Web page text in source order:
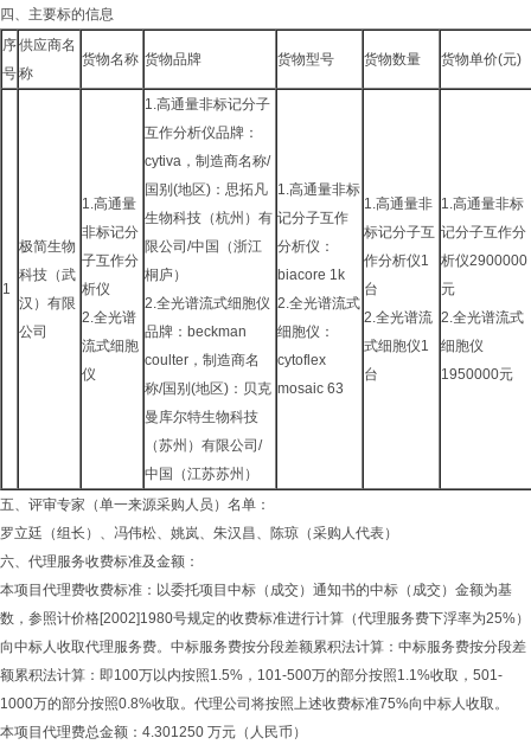
四、主要标的信息
序
号
供应商名
称
货物名称 货物品牌 货物型号 货物数量 货物单价(元)
1
极简生物
科技（武
汉）有限
公司
1.高通量
非标记分
子互作分
析仪
2.全光谱
流式细胞
仪
1.高通量非标记分子
互作分析仪品牌：
cytiva，制造商名称/
国别(地区)：思拓凡
生物科技（杭州）有
限公司/中国（浙江
桐庐）
2.全光谱流式细胞仪
品牌：beckman
coulter，制造商名
称/国别(地区)：贝克
曼库尔特生物科技
（苏州）有限公司/
中国（江苏苏州）
1.高通量非标
记分子互作
分析仪：
biacore 1k
2.全光谱流式
细胞仪：
cytoflex
mosaic 63
1.高通量非
标记分子互
作分析仪1
台
2.全光谱流
式细胞仪1
台
1.高通量非标
记分子互作分
析仪2900000
元
2.全光谱流式
细胞仪
1950000元
五、评审专家（单一来源采购人员）名单：
罗立廷（组长）、冯伟松、姚岚、朱汉昌、陈琼（采购人代表）
六、代理服务收费标准及金额：
本项目代理费收费标准：以委托项目中标（成交）通知书的中标（成交）金额为基
数，参照计价格[2002]1980号规定的收费标准进行计算（代理服务费下浮率为25%）
向中标人收取代理服务费。中标服务费按分段差额累积法计算：中标服务费按分段差
额累积法计算：即100万以内按照1.5%，101-500万的部分按照1.1%收取，501-
1000万的部分按照0.8%收取。代理公司将按照上述收费标准75%向中标人收取。
本项目代理费总金额：4.301250 万元（人民币）